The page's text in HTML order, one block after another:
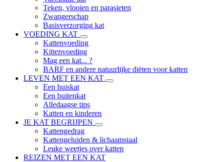
Teken, vlooien en parasieten
Zwangerschap
Basisverzorging kat
VOEDING KAT
Kattenvoeding
Kittenvoeding
Mag een kat... ?
BARF en andere natuurlijke diëten voor katten
LEVEN MET EEN KAT
Een huiskat
Een buitenkat
Alledaagse tips
Katten en kinderen
JE KAT BEGRIJPEN
Kattengedrag
Kattengeluiden & lichaamstaal
Leuke weetjes over katten
REIZEN MET EEN KAT